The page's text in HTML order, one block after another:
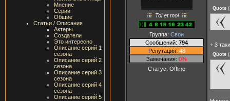
Мнение
Серии
Общие
Статьи / Описания
Актеры
Создатели
Это интересно
Описание серий 1
сезона
Описание серий 2
сезона
Описание серий 3
сезона
Описание серий 4
сезона
Описание серий 5
Toi et moi
Группа: Свои
Сообщений: 794
Репутация: 48
Замечания: 0%
Статус: Offline
Quote (
+ 3
Quote (